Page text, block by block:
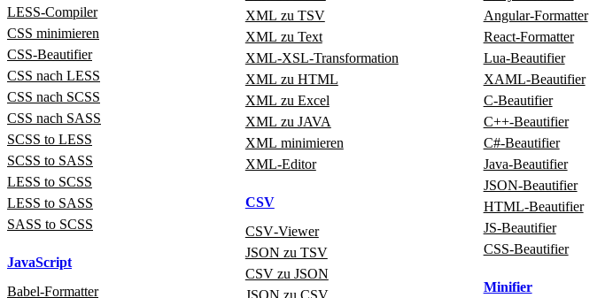
LESS‑Compiler
CSS minimieren
CSS-Beautifier
CSS nach LESS
CSS nach SCSS
CSS nach SASS
SCSS to LESS
SCSS to SASS
LESS to SCSS
LESS to SASS
SASS to SCSS
JavaScript
Babel‑Formatter
XML zu TSV
XML zu Text
XML‑XSL‑Transformation
XML zu HTML
XML zu Excel
XML zu JAVA
XML minimieren
XML‑Editor
CSV
CSV‑Viewer
JSON zu TSV
CSV zu JSON
JSON zu CSV
Angular‑Formatter
React‑Formatter
Lua‑Beautifier
XAML‑Beautifier
C‑Beautifier
C++‑Beautifier
C#‑Beautifier
Java‑Beautifier
JSON-Beautifier
HTML‑Beautifier
JS-Beautifier
CSS-Beautifier
Minifier